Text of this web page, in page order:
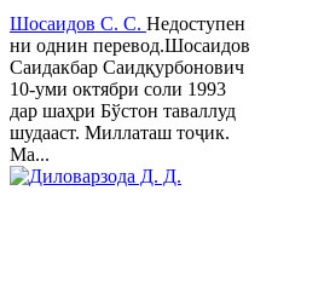
Шосаидов С. С. Недоступен
ни однин перевод.Шосаидов
Саидакбар Саидқурбонович
10-уми октябри соли 1993
дар шаҳри Бўстон таваллуд
шудааст. Миллаташ тоҷик.
Ма...